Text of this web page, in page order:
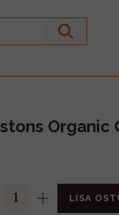
Organic
LISA